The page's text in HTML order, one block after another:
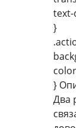
text-
}
}
Два